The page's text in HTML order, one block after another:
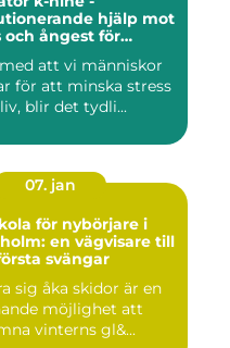
hjälp mot
och ångest för
att vi människor
för att minska stress
blir det tydli...
07. jan
för nybörjare i
en vägvisare till
svängar
sig åka skidor är en
möjlighet att
vinterns gl&...